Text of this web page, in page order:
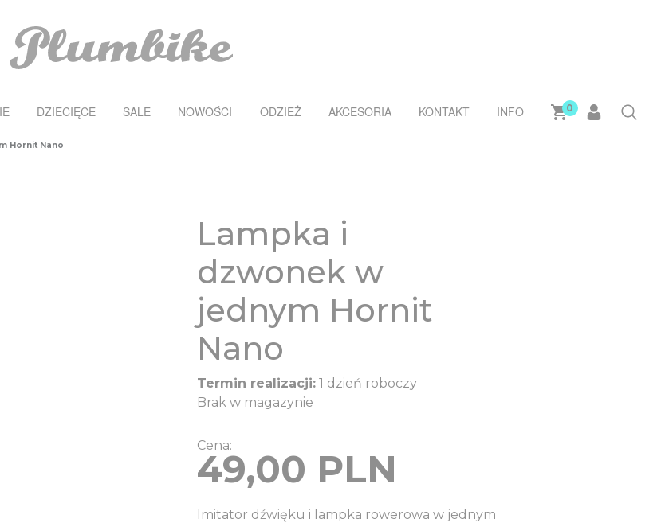
DZIECIĘCE SALE NOWOŚCI ODZIEŻ AKCESORIA KONTAKT INFO 0
Hornit Nano
Lampka i
dzwonek w
jednym Hornit
Nano
Cena:
49,00 PLN
Imitator dźwięku i lampka rowerowa w jednym
Termin realizacji: 1 dzień roboczy
Brak w magazynie